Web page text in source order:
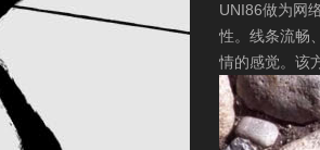
UNI86做为网
性。线条流畅
情的感觉。该